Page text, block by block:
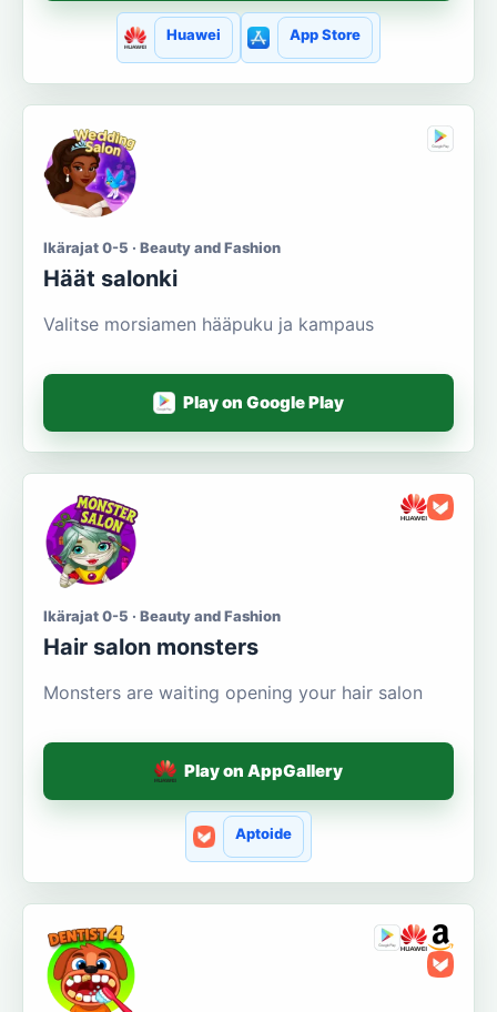
Huawei App Store
Ikärajat 0-5 · Beauty and Fashion
Häät salonki
Valitse morsiamen hääpuku ja kampaus
Play on Google Play
Ikärajat 0-5 · Beauty and Fashion
Hair salon monsters
Monsters are waiting opening your hair salon
Play on AppGallery
Aptoide